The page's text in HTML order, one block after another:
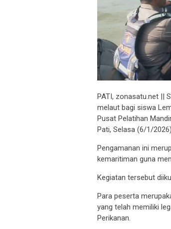
PATI, zonasatu.net ||
melaut bagi siswa
Pusat Pelatihan
Pati, Selasa (6/1/
Pengamanan ini
kemaritiman guna
Kegiatan tersebut
Para peserta
yang telah memiliki
Perikanan.